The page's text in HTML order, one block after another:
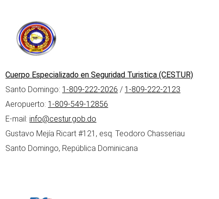
Cuerpo Especializado en Seguridad Turistica (CESTUR)
Santo Domingo: 1-809-222-2026 / 1-809-222-2123
Aeropuerto: 1-809-549-12856
E-mail: info@cestur.gob.do
Gustavo Mejía Ricart #121, esq. Teodoro Chasseriau
Santo Domingo, República Dominicana